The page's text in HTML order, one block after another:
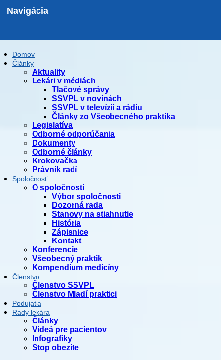
Navigácia
Domov
Články
Aktuality
Lekári v médiách
Tlačové správy
SSVPL v novinách
SSVPL v televízii a rádiu
Články zo Všeobecného praktika
Legislatíva
Odborné odporúčania
Dokumenty
Odborné články
Krokovačka
Právnik radí
Spoločnosť
O spoločnosti
Výbor spoločnosti
Dozorná rada
Stanovy na stiahnutie
História
Zápisnice
Kontakt
Konferencie
Všeobecný praktik
Kompendium medicíny
Členstvo
Členstvo SSVPL
Členstvo Mladí praktici
Podujatia
Rady lekára
Články
Videá pre pacientov
Infografiky
Stop obezite